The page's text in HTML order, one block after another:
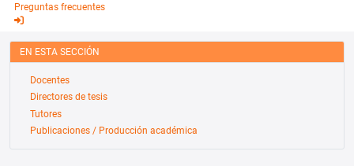
Preguntas frecuentes
EN ESTA SECCIÓN
Docentes
Directores de tesis
Tutores
Publicaciones / Producción académica